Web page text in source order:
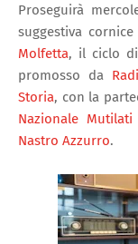
Proseguirà
suggestiva cornice
Molfetta, il ciclo di
promosso da
Storia, con la
Nazionale
Nastro Azzurro.